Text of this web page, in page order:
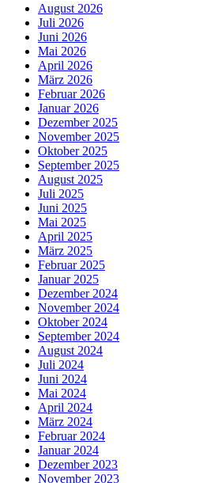
August 2026
Juli 2026
Juni 2026
Mai 2026
April 2026
März 2026
Februar 2026
Januar 2026
Dezember 2025
November 2025
Oktober 2025
September 2025
August 2025
Juli 2025
Juni 2025
Mai 2025
April 2025
März 2025
Februar 2025
Januar 2025
Dezember 2024
November 2024
Oktober 2024
September 2024
August 2024
Juli 2024
Juni 2024
Mai 2024
April 2024
März 2024
Februar 2024
Januar 2024
Dezember 2023
November 2023